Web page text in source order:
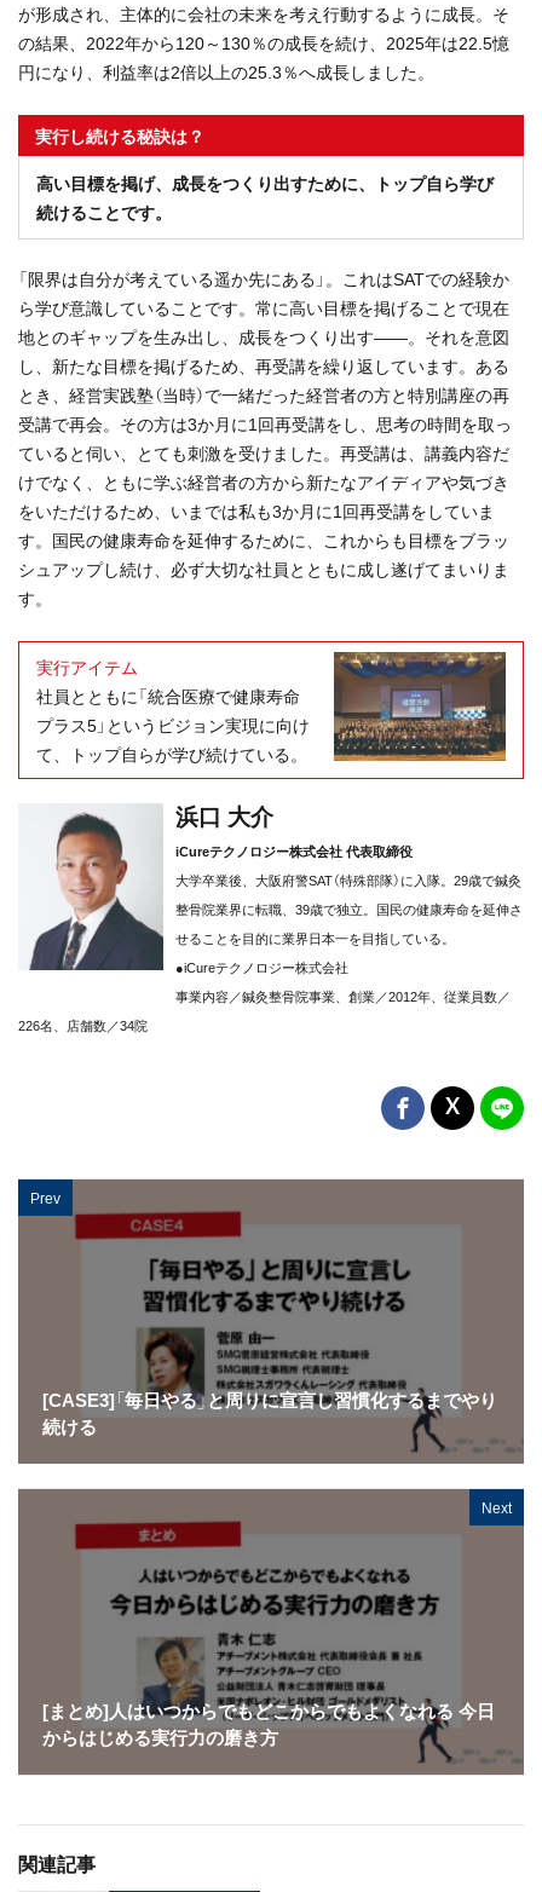
が形成され、主体的に会社の未来を考え行動するように成長。そ
の結果、2022年から120～130％の成長を続け、2025年は22.5憶
円になり、利益率は2倍以上の25.3％へ成長しました。
実行し続ける秘訣は？
高い目標を掲げ、成長をつくり出すために、トップ自ら学び
続けることです。
「限界は自分が考えている遥か先にある」。これはSATでの経験か
ら学び意識していることです。常に高い目標を掲げることで現在
地とのギャップを生み出し、成長をつくり出す――。それを意図
し、新たな目標を掲げるため、再受講を繰り返しています。ある
とき、経営実践塾（当時）で一緒だった経営者の方と特別講座の再
受講で再会。その方は3か月に1回再受講をし、思考の時間を取っ
ていると伺い、とても刺激を受けました。再受講は、講義内容だ
けでなく、ともに学ぶ経営者の方から新たなアイディアや気づき
をいただけるため、いまでは私も3か月に1回再受講をしていま
す。国民の健康寿命を延伸するために、これからも目標をブラッ
シュアップし続け、必ず大切な社員とともに成し遂げてまいりま
す。
実行アイテム
社員とともに「統合医療で健康寿命
プラス5」というビジョン実現に向け
て、トップ自らが学び続けている。
浜口 大介
iCureテクノロジー株式会社 代表取締役
大学卒業後、大阪府警SAT（特殊部隊）に入隊。29歳で鍼灸
整骨院業界に転職、39歳で独立。国民の健康寿命を延伸さ
せることを目的に業界日本一を目指している。
●iCureテクノロジー株式会社
事業内容／鍼灸整骨院事業、創業／2012年、従業員数／
226名、店舗数／34院
Prev
[CASE3]「毎日やる」と周りに宣言し習慣化するまでやり
続ける
Next
[まとめ]人はいつからでもどこからでもよくなれる 今日
からはじめる実行力の磨き方
関連記事